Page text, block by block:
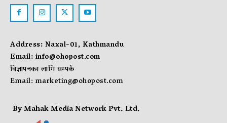
Address: Naxal-01, Kathmandu
Email:info@ohopost.com
विज्ञापनका लागि सम्पर्क
Email:marketing@ohopost.com
By Mahak Media Network Pvt. Ltd.